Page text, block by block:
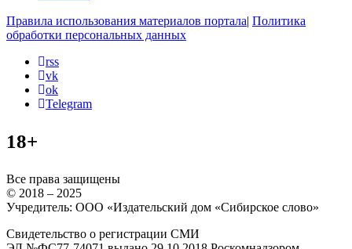
Правила использования материалов портала| Политика
обработки персональных данных
rss
vk
ok
Telegram
18+
Все права защищены
© 2018 – 2025
Учредитель: ООО «Издательский дом «Сибирское слово»
Свидетельство о регистрации СМИ